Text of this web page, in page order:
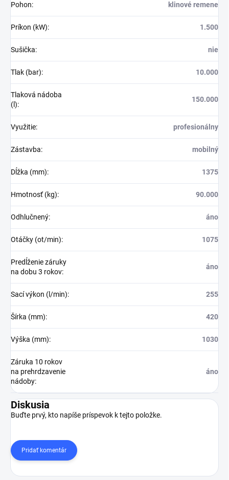
Pohon: klinové remene
Príkon (kW): 1.500
Sušička: nie
Tlak (bar): 10.000
Tlaková nádoba
(l):
150.000
Využitie: profesionálny
Zástavba: mobilný
Dĺžka (mm): 1375
Hmotnosť (kg): 90.000
Odhlučnený: áno
Otáčky (ot/min): 1075
Predĺženie záruky
na dobu 3 rokov:
áno
Sací výkon (l/min): 255
Šírka (mm): 420
Výška (mm): 1030
Záruka 10 rokov
na prehrdzavenie
nádoby:
áno
Diskusia
Buďte prvý, kto napíše príspevok k tejto položke.
Pridať komentár